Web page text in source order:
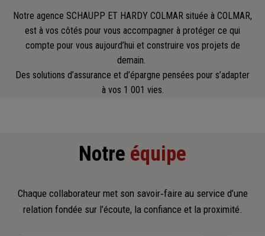
Notre agence SCHAUPP ET HARDY COLMAR située à COLMAR,
est à vos côtés pour vous accompagner à protéger ce qui
compte pour vous aujourd’hui et construire vos projets de
demain.
Des solutions d’assurance et d’épargne pensées pour s’adapter
à vos 1 001 vies.
Notre équipe
Chaque collaborateur met son savoir‑faire au service d’une
relation fondée sur l’écoute, la confiance et la proximité.